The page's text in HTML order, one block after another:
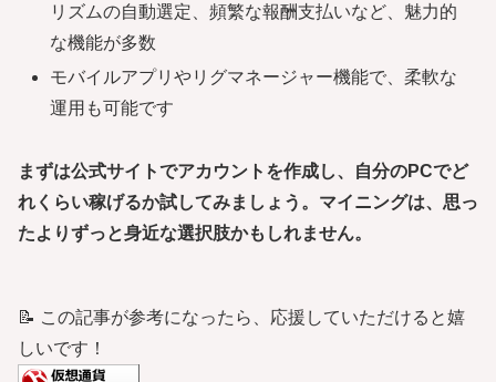
リズムの自動選定、頻繁な報酬支払いなど、魅力的
な機能が多数
モバイルアプリやリグマネージャー機能で、柔軟な
運用も可能です
まずは公式サイトでアカウントを作成し、自分のPCでど
れくらい稼げるか試してみましょう。マイニングは、思っ
たよりずっと身近な選択肢かもしれません。
📝 この記事が参考になったら、応援していただけると嬉
しいです！